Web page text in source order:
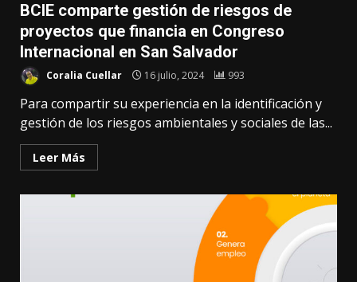
BCIE comparte gestión de riesgos de
proyectos que financia en Congreso
Internacional en San Salvador
Coralia Cuellar 16 julio, 2024 993
Para compartir su experiencia en la identificación y
gestión de los riesgos ambientales y sociales de las...
Leer Más